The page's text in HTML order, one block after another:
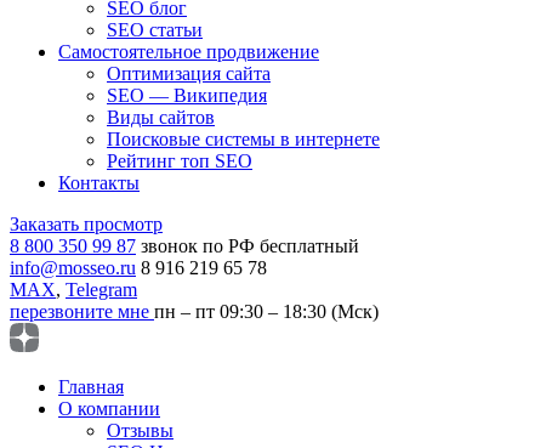
SEO блог
SEO статьи
Самостоятельное продвижение
Оптимизация сайта
SEO — Википедия
Виды сайтов
Поисковые системы в интернете
Рейтинг топ SEO
Контакты
Заказать просмотр
8 800 350 99 87 звонок по РФ бесплатный
info@mosseo.ru 8 916 219 65 78
MAX, Telegram
перезвоните мне пн – пт 09:30 – 18:30 (Мск)
Главная
О компании
Отзывы